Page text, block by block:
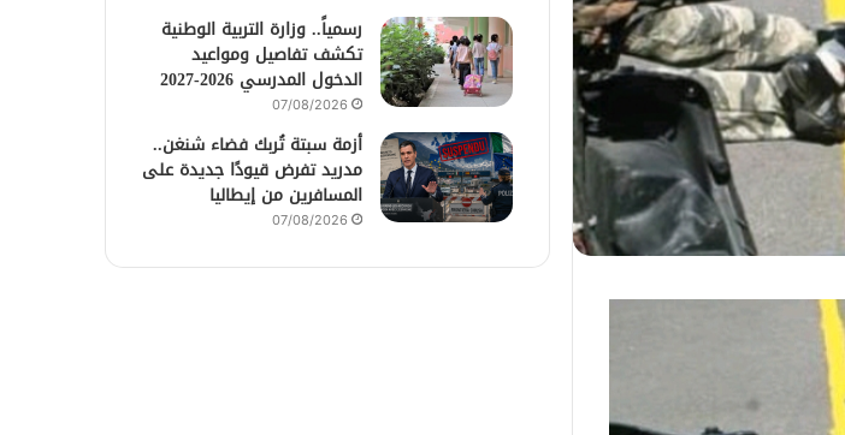
رسمياً.. وزارة التربية الوطنية
تكشف تفاصيل ومواعيد
الدخول المدرسي 2026-2027
07/08/2026
أزمة سبتة تُربك فضاء شنغن..
مدريد تفرض قيودًا جديدة على
المسافرين من إيطاليا
07/08/2026